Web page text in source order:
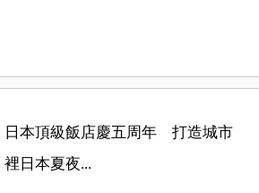
日本頂級飯店慶五周年 打造城市
裡日本夏夜...